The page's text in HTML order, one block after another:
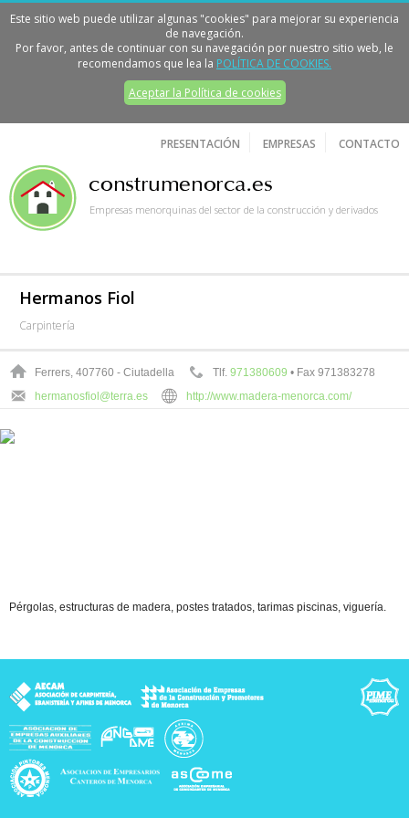
Este sitio web puede utilizar algunas "cookies" para mejorar su experiencia
de navegación.
Por favor, antes de continuar con su navegación por nuestro sitio web, le
recomendamos que lea la POLÍTICA DE COOKIES.
Aceptar la Política de cookies
Empresas menorquinas del sector de la construcción y derivados
PRESENTACIÓN EMPRESAS CONTACTO
Hermanos Fiol
Carpintería
Ferrers, 407760 - Ciutadella Tlf. 971380609 • Fax 971383278
hermanosfiol@terra.es
http://www.madera-menorca.com/
Pérgolas, estructuras de madera, postes tratados, tarimas piscinas, viguería.